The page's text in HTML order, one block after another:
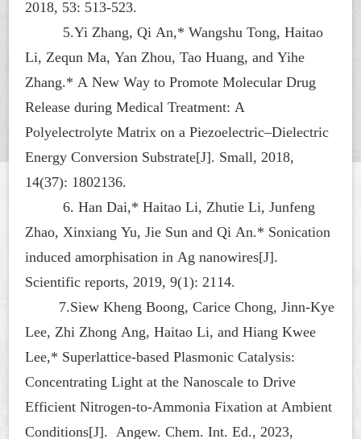
2018, 53: 513-523.
5.Yi Zhang, Qi An,* Wangshu Tong, Haitao
Li, Zequn Ma, Yan Zhou, Tao Huang, and Yihe
Zhang.* A New Way to Promote Molecular Drug
Release during Medical Treatment: A
Polyelectrolyte Matrix on a Piezoelectric–Dielectric
Energy Conversion Substrate[J]. Small, 2018,
14(37): 1802136.
6. Han Dai,* Haitao Li, Zhutie Li, Junfeng
Zhao, Xinxiang Yu, Jie Sun and Qi An.* Sonication
induced amorphisation in Ag nanowires[J].
Scientific reports, 2019, 9(1): 2114.
7.Siew Kheng Boong, Carice Chong, Jinn-Kye
Lee, Zhi Zhong Ang, Haitao Li, and Hiang Kwee
Lee,* Superlattice-based Plasmonic Catalysis:
Concentrating Light at the Nanoscale to Drive
Efficient Nitrogen-to-Ammonia Fixation at Ambient
Conditions[J]. Angew. Chem. Int. Ed., 2023,